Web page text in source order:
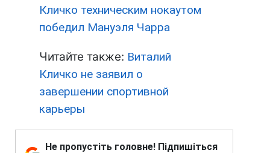
Кличко техническим нокаутом
победил Мануэля Чарра
Читайте также: Виталий
Кличко не заявил о
завершении спортивной
карьеры
Не пропустіть головне! Підпишіться